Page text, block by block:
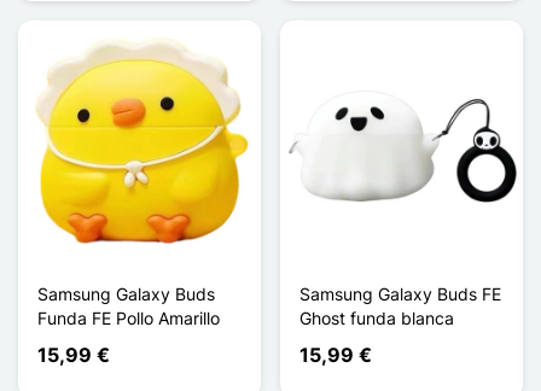
Samsung Galaxy Buds
Funda FE Pollo Amarillo
15,99 €
Samsung Galaxy Buds FE
Ghost funda blanca
15,99 €